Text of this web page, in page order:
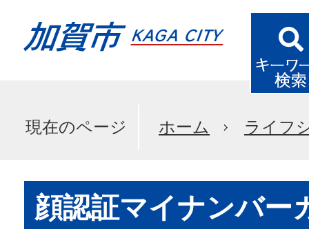
現在のページ ホーム ライフ
顔認証マイナンバー